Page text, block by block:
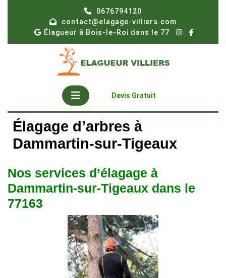
0676794120
contact@elagage-villiers.com
Élagueur à Bois-le-Roi dans le 77
Open
Button
Devis Gratuit
Élagage d’arbres à
Dammartin-sur-Tigeaux
Nos services d’élagage à
Dammartin-sur-Tigeaux dans le
77163